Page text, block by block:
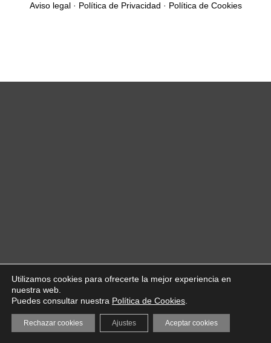
Aviso legal· Política de Privacidad · Política de Cookies
Utilizamos cookies para ofrecerte la mejor experiencia en
nuestra web.
Puedes consultar nuestra Política de Cookies
Aceptar cookies
Rechazar cookies Ajustes